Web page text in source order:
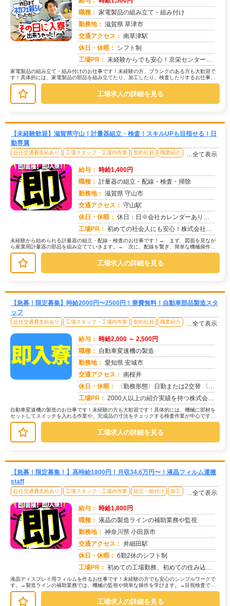
職種： 家電製品の組み立て・組み付け
勤務地： 滋賀県 草津市
交通アクセス： 南草津駅
休日・休暇： シフト制
工場PR： 未経験からでも安心！京栄センターで新しい一歩を踏み出してみませんか？→ 2000名以上の紹介実績！多くの仲間が活躍...
家電製品の組み立て・組み付けのお仕事です！未経験の方、ブランクのある方も大歓迎で
す！具体的には、家電製品の部品を組み立てたり、加工したり、検査したりするお仕事で
す。→樹脂成型や板金加工といった作...
工場求人の詳細を見る
【未経験歓迎】滋賀県守山！計量器組立・検査！スキルUPも目指せる！日
勤専属
赴任交通費支給あり 工場スタッフ・工場内作業 契約社員 職業紹介 …全て表示
給与： 時給1,400円
職種： 計量器の組立・配線・検査・掃除
勤務地： 滋賀県 守山市
交通アクセス： 守山駅
休日・休暇： 休日：日※会社カレンダーあり 祝日年数５〜６日勤務日あり 年間休日１１８日
工場PR： 初めての社会人にも安心！株式会社京栄センターで新しい一歩を踏み出しませんか？→最短1日で入寮可能！充実の寮環境で、...
未経験から始められる計量器の組立・配線・検査のお仕事です！→ まず、図面を見なが
ら産業用計量器の部品を組み立てていきます。→ 次に、配線を繋ぎ、簡単な機械操作で
動作確認を行います。→ 最後に、目...
工場求人の詳細を見る
【急募！限定募集】時給2000円〜2500円！寮費無料！自動車部品製造スタ
ッフ
赴任交通費支給あり 工場スタッフ・工場内作業 契約社員 職業紹介 …全て表示
給与： 時給2,000 ～ 2,500円
職種： 自動車変速機の製造
勤務地： 愛知県 安城市
交通アクセス： 南桜井
休日・休暇：
〈勤務形態〉日勤または2交替 〈休日〉土日 ★ＧＷ ★夏季休暇 ★冬季休暇 ★年末年始
工場PR： 2000人以上の紹介実績を持つ株式会社京栄センターなら、未経験の方も安心してスタートできます！→充実の寮生活で、仕...
自動車変速機の製造のお仕事です！未経験の方も大歓迎です！具体的には、機械に部材を
セットしてスイッチを入れる作業や、完成品の寸法をチェックする検査作業が中心です。
→ 機械加工済みの部品を、手作業や...
工場求人の詳細を見る
【急募！限定募集！】高時給1800円！月収34.6万円〜！液晶フィルム運搬
staff
赴任交通費支給あり 工場スタッフ・工場内作業 組立・組付け 加工 …全て表示
給与： 時給1,800円
職種： 液晶の製造ラインの補助業務や監視
勤務地： 神奈川県 小田原市
交通アクセス： 井細田駅
休日・休暇： 6勤2休のシフト制
工場PR： 初めての工場勤務、初めての住み込み…不安は尽きないですよね。でも大丈夫！株式会社京栄センターなら、あなたをしっかり...
液晶ディスプレイ用フィルムを作るお仕事です！未経験の方でも安心のシンプルワークで
す。→製造ラインの補助業務では、機械の監視や簡単な操作を学びます。→目視検査で
は、製品に傷や汚れがないか確認します...
工場求人の詳細を見る